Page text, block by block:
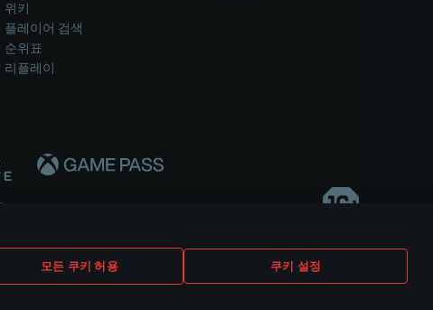
모든 쿠키 허용 쿠키 설정
위키
플레이어 검색
순위표
리플레이
니다..